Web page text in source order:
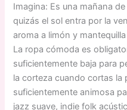
Imagina: Es una mañana
quizás el sol entra por la
aroma a limón y
La ropa cómoda es
suficientemente baja para
la corteza cuando cortas la
suficientemente animosa
jazz suave, indie folk